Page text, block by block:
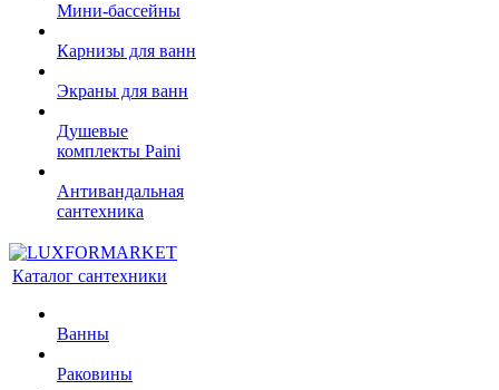
Мини-бассейны
Карнизы для ванн
Экраны для ванн
Душевые
комплекты Paini
Антивандальная
сантехника
Каталог сантехники
Ванны
Раковины